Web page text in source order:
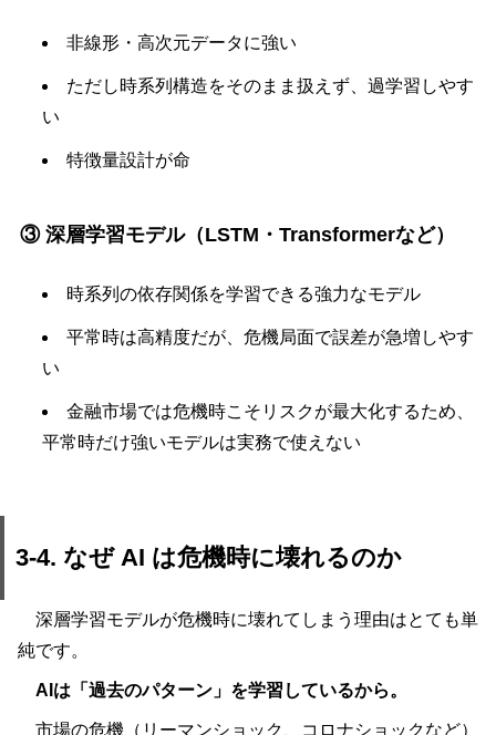
非線形・高次元データに強い
ただし時系列構造をそのまま扱えず、過学習しやす
い
特徴量設計が命
③ 深層学習モデル（LSTM・Transformerなど）
時系列の依存関係を学習できる強力なモデル
平常時は高精度だが、危機局面で誤差が急増しやす
い
金融市場では危機時こそリスクが最大化するため、
平常時だけ強いモデルは実務で使えない
3-4. なぜ AI は危機時に壊れるのか
深層学習モデルが危機時に壊れてしまう理由はとても単
純です。
AIは「過去のパターン」を学習しているから。
市場の危機（リーマンショック、コロナショックなど）